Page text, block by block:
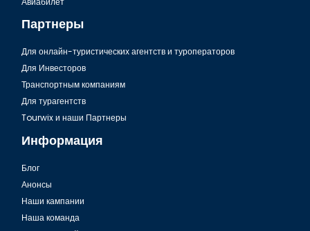
Партнеры
Для онлайн-туристических агентств и туроператоров
Для Инвесторов
Транспортным компаниям
Для турагентств
Tourwix и наши Партнеры
Информация
Блог
Анонсы
Наши кампании
Наша команда